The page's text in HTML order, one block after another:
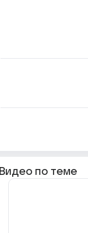
Видео по теме